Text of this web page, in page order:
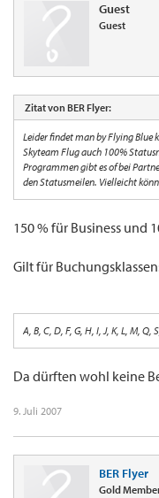
Guest
Guest
Zitat von BER Flyer:
Leider findet man by Flying Blue
Skyteam Flug auch 100%
Programmen gibt es of bei
den Statusmeilen. Vielleicht
150 % für Business und
Gilt für
A, B, C, D, F, G, H, I, J, K, L, M, Q,
Da dürften wohl keine
9. Juli 2007
BER Flyer
Gold